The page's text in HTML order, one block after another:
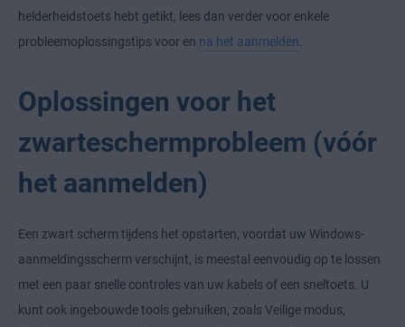
helderheidstoets hebt getikt, lees dan verder voor enkele
probleemoplossingstips voor en na het aanmelden.
Oplossingen voor het
zwarteschermprobleem (vóór
het aanmelden)
Een zwart scherm tijdens het opstarten, voordat uw Windows-
aanmeldingsscherm verschijnt, is meestal eenvoudig op te lossen
met een paar snelle controles van uw kabels of een sneltoets. U
kunt ook ingebouwde tools gebruiken, zoals Veilige modus,